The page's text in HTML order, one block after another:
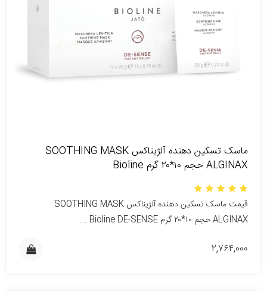
ماسک تسکین دهنده آلژیناکس SOOTHING MASK
ALGINAX حجم ۱۰*۲۰ گرم Bioline
قیمت ماسک تسکین دهنده آلژیناکس SOOTHING MASK
ALGINAX حجم ۱۰*۲۰ گرم Bioline DE-SENSE ...
۲,۷۶۴,۰۰۰